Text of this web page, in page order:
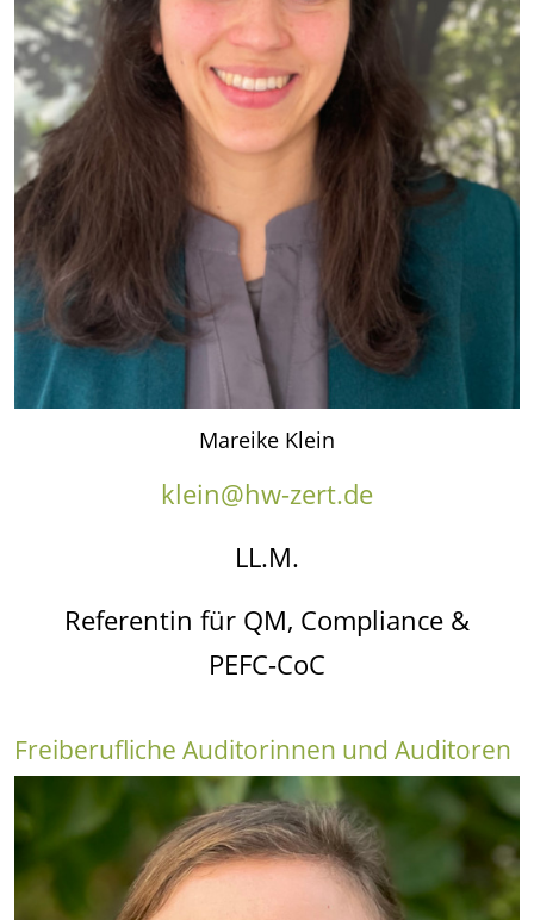
Mareike Klein
klein@hw-zert.de
LL.M.
Referentin für QM, Compliance &
PEFC-CoC
Freiberufliche Auditorinnen und Auditoren